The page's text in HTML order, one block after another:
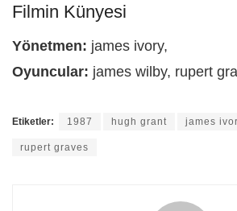
Filmin Künyesi
Yönetmen: james ivory,
Oyuncular: james wilby, rupert
Etiketler: 1987 hugh grant james
rupert graves